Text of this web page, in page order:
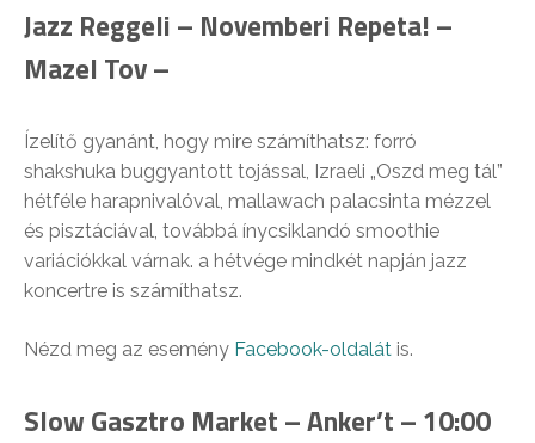
Jazz Reggeli – Novemberi Repeta! –
Mazel Tov –
Ízelítő gyanánt, hogy mire számíthatsz: forró
shakshuka buggyantott tojással, Izraeli „Oszd meg tál”
hétféle harapnivalóval, mallawach palacsinta mézzel
és pisztáciával, továbbá ínycsiklandó smoothie
variációkkal várnak. a hétvége mindkét napján jazz
koncertre is számíthatsz.
Nézd meg az esemény Facebook-oldalát is.
Slow Gasztro Market – Anker’t – 10:00